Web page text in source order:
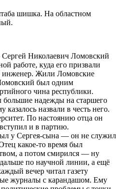
шишка. На областном
Николаевич Ломовский
работе, куда его призвали
инженер. Жили Ломовские
был одним
чина республики.
большие надежды на старшего
казалось назвали в честь него.
По настоянию отца он
и в партию.
у Сергея-сына — он не служил
какое-то время был
а потом смирился — ну
по научной линии, а ещё
вечер читал газету
журналы с карандашом. Ему